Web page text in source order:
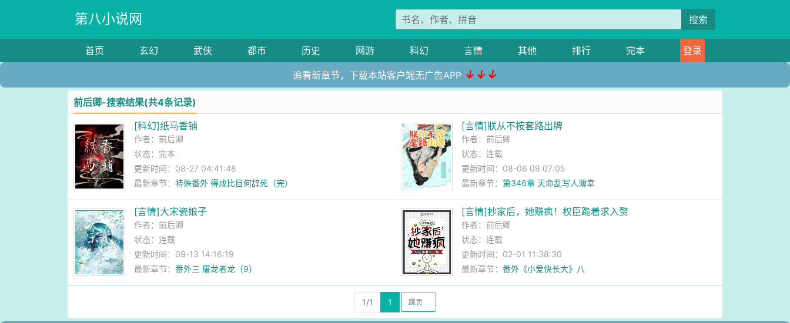
第八小说网 搜索
首页 玄幻 武侠 都市 历史 网游 科幻 言情 其他 排行 完本 登录
追看新章节，下载本站客户端无广告APP ↓↓↓
前后卿-搜索结果(共4条记录)
[科幻]纸马香铺
作者：前后卿
状态：完本
更新时间：08-27 04:41:48
最新章节：特殊番外 得成比目何辞死（完）
[言情]朕从不按套路出牌
作者： 前后卿
状态：连载
更新时间：08-06 09:07:05
最新章节： 第346章 天命乱写人薄幸
[言情]大宋瓷娘子
作者：前后卿
状态：连载
更新时间：09-13 14:16:19
最新章节：番外三 屠龙者龙（9）
[言情]抄家后，她赚疯！权臣跪着求入赘
作者： 前后卿
状态：连载
更新时间：02-01 11:38:30
最新章节： 番外《小爱快长大》八
1/1 1